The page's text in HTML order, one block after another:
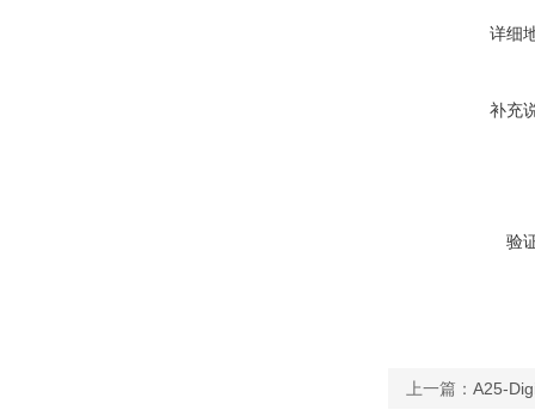
详细
补充
验
上一篇： A25-